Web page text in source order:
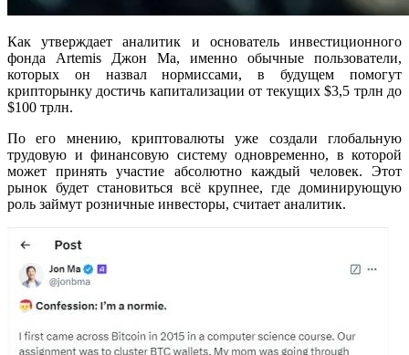
Как утверждает аналитик и основатель инвестиционного
фонда Artemis Джон Ма, именно обычные пользователи,
которых он назвал нормиссами, в будущем помогут
крипторынку достичь капитализации от текущих $3,5 трлн до
$100 трлн.
По его мнению, криптовалюты уже создали глобальную
трудовую и финансовую систему одновременно, в которой
может принять участие абсолютно каждый человек. Этот
рынок будет становиться всё крупнее, где доминирующую
роль займут розничные инвесторы, считает аналитик.